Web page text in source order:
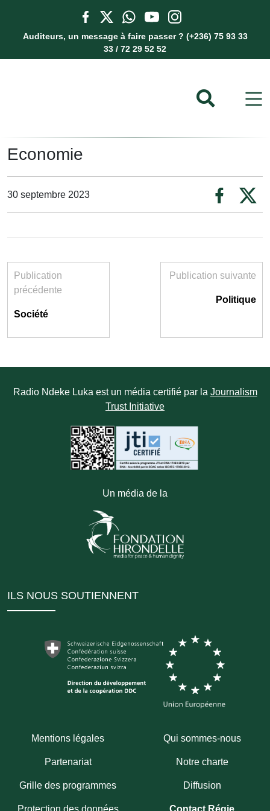
Auditeurs, un message à faire passer ? (+236) 75 93 33
33 / 72 29 52 52
Economie
30 septembre 2023
Publication
précédente
Société
Publication suivante
Politique
Radio Ndeke Luka est un média certifié par la Journalism
Trust Initiative
Un média de la
ILS NOUS SOUTIENNENT
Mentions légales Qui sommes-nous
Partenariat Notre charte
Grille des programmes Diffusion
Protection des données Contact Régie